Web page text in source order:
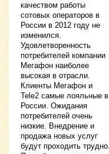
качеством работы
сотовых операторов в
России в 2012 году не
изменился.
Удовлетворенность
потребителей компании
Мегафон наиболее
высокая в отрасли.
Клиенты Мегафон и
Tele2 самые лояльные в
России. Ожидания
потребителей очень
низкие. Внедрение и
продажа новых услуг
будут проходить трудно.